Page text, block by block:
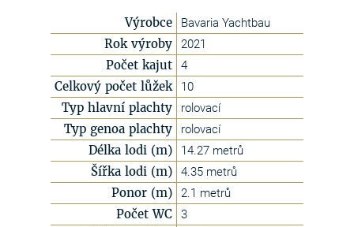
Výrobce Bavaria Yachtbau
Rok výroby 2021
Počet kajut 4
Celkový počet lůžek 10
Typ hlavní plachty rolovací
Typ genoa plachty rolovací
Délka lodi (m) 14.27 metrů
Šířka lodi (m) 4.35 metrů
Ponor (m) 2.1 metrů
Počet WC 3